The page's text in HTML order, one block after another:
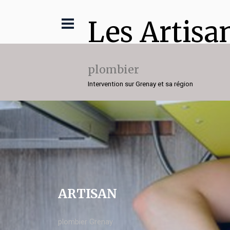
Les
plombier
Intervention sur Grenay et sa région
ARTISAN
plombier Grenay